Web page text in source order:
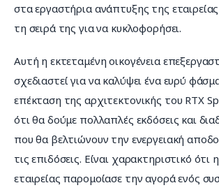
στα εργαστήρια ανάπτυξης της εταιρείας
τη σειρά της για να κυκλοφορήσει.
Αυτή η εκτεταμένη οικογένεια
σχεδιαστεί για να καλύψει ένα ευρύ
επέκταση της αρχιτεκτονικής του RTX
ότι θα δούμε πολλαπλές εκδόσεις και
που θα βελτιώνουν την ενεργειακή
τις επιδόσεις. Είναι χαρακτηριστικό ότι
εταιρείας παρομοίασε την αγορά ενός